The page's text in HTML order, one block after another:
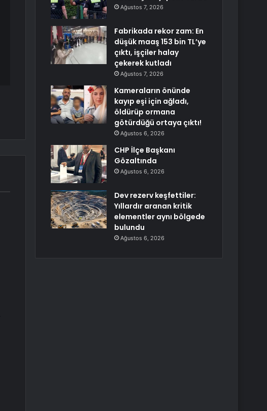
Ağustos 7, 2026
Fabrikada rekor zam: En
düşük maaş 153 bin TL’ye
çıktı, işçiler halay
çekerek kutladı
Ağustos 7, 2026
Kameraların önünde
kayıp eşi için ağladı,
öldürüp ormana
götürdüğü ortaya çıktı!
Ağustos 6, 2026
CHP İlçe Başkanı
Gözaltında
Ağustos 6, 2026
Dev rezerv keşfettiler:
Yıllardır aranan kritik
elementler aynı bölgede
bulundu
Ağustos 6, 2026